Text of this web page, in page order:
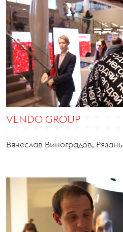
VENDO GROUP
Вячеслав Виноградов, Рязань